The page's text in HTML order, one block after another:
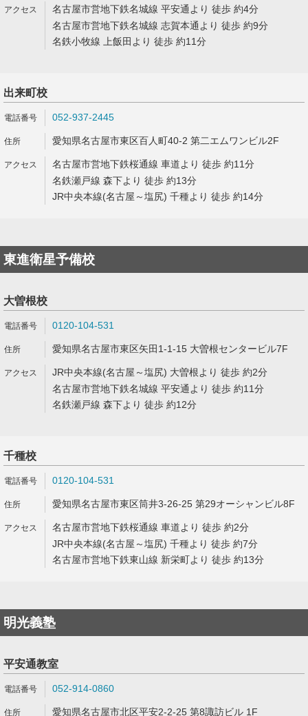
名古屋市営地下鉄名城線 平安通より 徒歩 約4分
名古屋市営地下鉄名城線 志賀本通より 徒歩 約9分
名鉄小牧線 上飯田より 徒歩 約11分
出来町校
052-937-2445
愛知県名古屋市東区百人町40-2 第二エムワンビル2F
名古屋市営地下鉄桜通線 車道より 徒歩 約11分
名鉄瀬戸線 森下より 徒歩 約13分
JR中央本線(名古屋～塩尻) 千種より 徒歩 約14分
東進衛星予備校
大曽根校
0120-104-531
愛知県名古屋市東区矢田1-1-15 大曽根センタービル7F
JR中央本線(名古屋～塩尻) 大曽根より 徒歩 約2分
名古屋市営地下鉄名城線 平安通より 徒歩 約11分
名鉄瀬戸線 森下より 徒歩 約12分
千種校
0120-104-531
愛知県名古屋市東区筒井3-26-25 第29オーシャンビル8F
名古屋市営地下鉄桜通線 車道より 徒歩 約2分
JR中央本線(名古屋～塩尻) 千種より 徒歩 約7分
名古屋市営地下鉄東山線 新栄町より 徒歩 約13分
明光義塾
平安通教室
052-914-0860
愛知県名古屋市北区平安2-2-25 第8諏訪ビル 1F